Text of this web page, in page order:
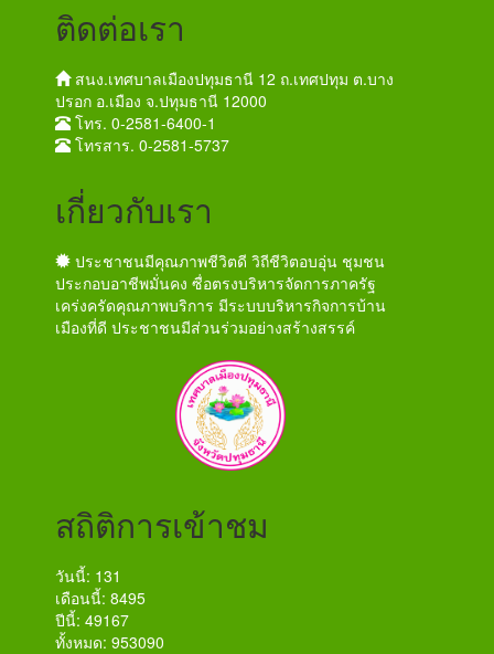
ติดต่อเรา
สนง.เทศบาลเมืองปทุมธานี 12 ถ.เทศปทุม ต.บาง
ปรอก อ.เมือง จ.ปทุมธานี 12000
โทร. 0-2581-6400-1
โทรสาร. 0-2581-5737
เกี่ยวกับเรา
ประชาชนมีคุณภาพชีวิตดี วิถีชีวิตอบอุ่น ชุมชน
ประกอบอาชีพมั่นคง ซื่อตรงบริหารจัดการภาครัฐ
เคร่งครัดคุณภาพบริการ มีระบบบริหารกิจการบ้าน
เมืองที่ดี ประชาชนมีส่วนร่วมอย่างสร้างสรรค์
สถิติการเข้าชม
วันนี้: 131
เดือนนี้: 8495
ปีนี้: 49167
ทั้งหมด: 953090